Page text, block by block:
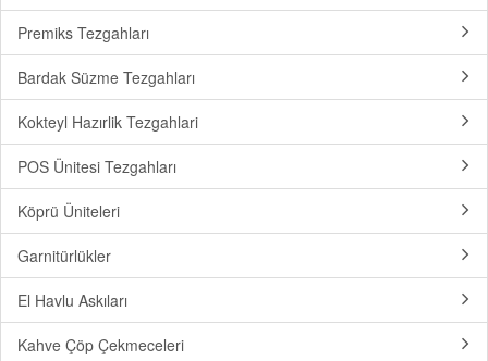
Premiks Tezgahları
Bardak Süzme Tezgahları
Kokteyl Hazırlik Tezgahlari
POS Ünitesi Tezgahları
Köprü Üniteleri
Garnitürlükler
El Havlu Askıları
Kahve Çöp Çekmeceleri